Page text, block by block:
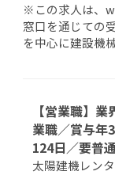
※この求人は、
窓口を通じての
を中心に建設機
【営業職】
業職／賞与年
124日／要普
太陽建機レン